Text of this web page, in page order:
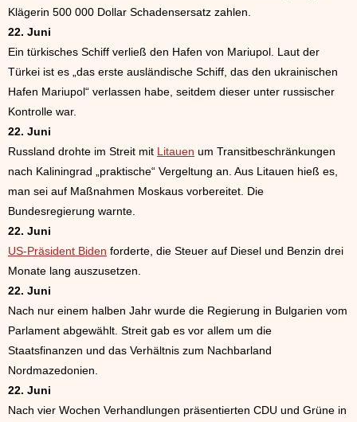
Klägerin 500 000 Dollar Schadensersatz zahlen.
22. Juni
Ein türkisches Schiff verließ den Hafen von Mariupol. Laut der
Türkei ist es „das erste ausländische Schiff, das den ukrainischen
Hafen Mariupol“ verlassen habe, seitdem dieser unter russischer
Kontrolle war.
22. Juni
Russland drohte im Streit mit Litauen um Transitbeschränkungen
nach Kaliningrad „praktische“ Vergeltung an. Aus Litauen hieß es,
man sei auf Maßnahmen Moskaus vorbereitet. Die
Bundesregierung warnte.
22. Juni
US-Präsident Biden forderte, die Steuer auf Diesel und Benzin drei
Monate lang auszusetzen.
22. Juni
Nach nur einem halben Jahr wurde die Regierung in Bulgarien vom
Parlament abgewählt. Streit gab es vor allem um die
Staatsfinanzen und das Verhältnis zum Nachbarland
Nordmazedonien.
22. Juni
Nach vier Wochen Verhandlungen präsentierten CDU und Grüne in